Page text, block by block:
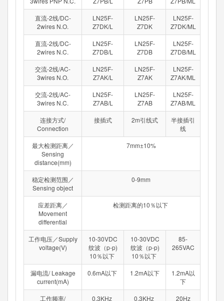
直流-2线/DC-
2wires N.O.
LN25F-
Z7DK/L
LN25F-
Z7DK
LN25F-
Z7DK/ML
直流-2线/DC-
2wires N.C.
LN25F-
Z7DB/L
LN25F-
Z7DB
LN25F-
Z7DB/ML
交流-2线/AC-
3wires N.O.
LN25F-
Z7AK/L
LN25F-
Z7AK
LN25F-
Z7AK/ML
交流-2线/AC-
3wires N.C.
LN25F-
Z7AB/L
LN25F-
Z7AB
LN25F-
Z7AB/ML
连接方式/
Connection
接插式 2m引线式
半接插引
线
最大检测距离／
Sensing
distance(mm)
7mm±10%
稳定检测范围／
Sensing object
0-9mm
应差距离／
Movement
differential
检测距离的10％以下
工作电压／Supply
voltage(V)
10-30VDC
纹波（p-p)
10％以下
10-30VDC
纹波（p-p)
10％以下
85-
265VAC
漏电流/ Leakage
current(mA)
0.6mA以下 1.2mA以下
1.2mA以
下
工作频率/
0.3KHz 0.3KHz 20Hz